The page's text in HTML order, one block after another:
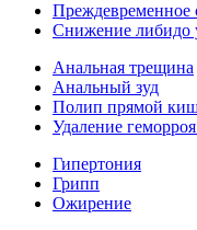
Преждевременное
Снижение либидо
Анальная трещина
Анальный зуд
Полип прямой
Удаление
Гипертония
Грипп
Ожирение